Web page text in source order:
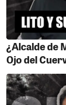
¿Alcalde de
Ojo del